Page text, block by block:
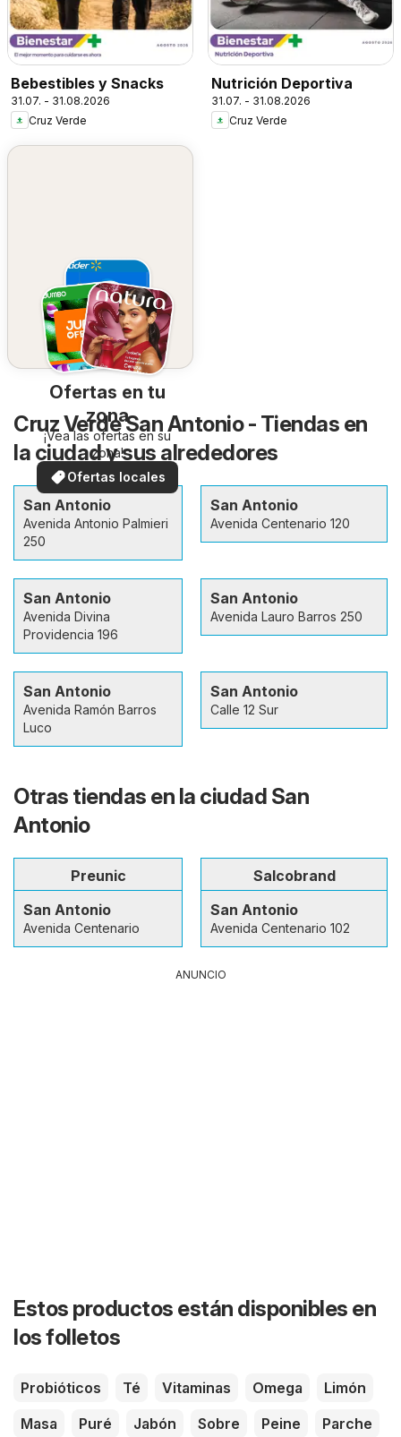
Bebestibles y Snacks
31.07. - 31.08.2026
Cruz Verde
Nutrición Deportiva
31.07. - 31.08.2026
Cruz Verde
Ofertas en tu
zona
¡Vea las ofertas en su
zona!
Ofertas locales
Cruz Verde San Antonio - Tiendas en
la ciudad y sus alrededores
San Antonio
Avenida Antonio Palmieri
250
San Antonio
Avenida Centenario 120
San Antonio
Avenida Divina
Providencia 196
San Antonio
Avenida Lauro Barros 250
San Antonio
Avenida Ramón Barros
Luco
San Antonio
Calle 12 Sur
Otras tiendas en la ciudad San
Antonio
Preunic
San Antonio
Avenida Centenario
Salcobrand
San Antonio
Avenida Centenario 102
ANUNCIO
Estos productos están disponibles en
los folletos
Probióticos Té Vitaminas Omega
Limón
Masa
Puré Jabón Sobre Peine Parche